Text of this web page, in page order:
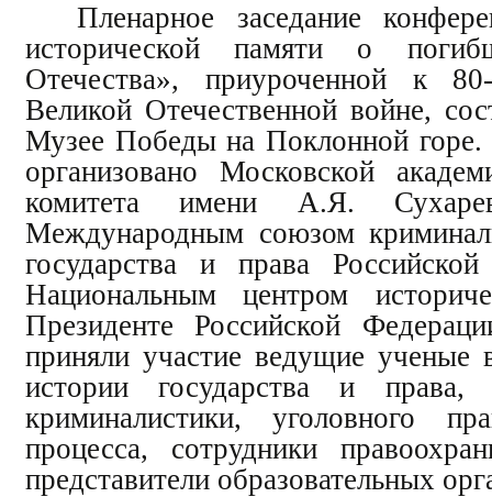
Пленарное заседание
исторической памяти о
Отечества», приуроченной к
Великой Отечественной войне,
Музее Победы на Поклонной
организовано Московской
комитета имени А.Я.
Международным союзом
государства и права
Национальным центром
Президенте Российской
приняли участие ведущие ученые
истории государства и права,
криминалистики, уголовного
процесса, сотрудники
представители образовательных